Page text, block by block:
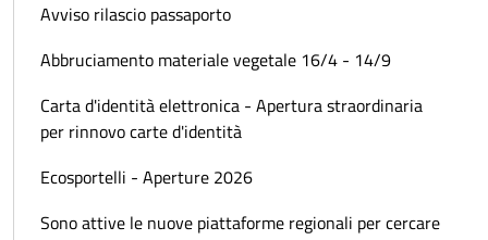
Avviso rilascio passaporto
Abbruciamento materiale vegetale 16/4 - 14/9
Carta d'identità elettronica - Apertura straordinaria
per rinnovo carte d'identità
Ecosportelli - Aperture 2026
Sono attive le nuove piattaforme regionali per cercare